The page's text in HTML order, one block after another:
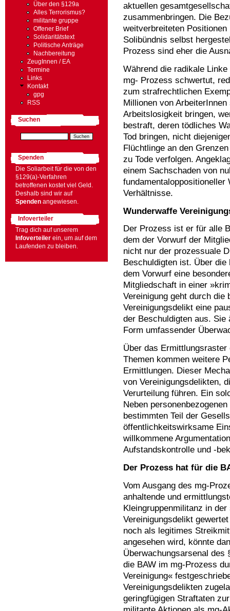
aktuellen
zusammenbringen. Die
weitverbreiteten
Solibündnis selbst
Prozess sind eher die
Während die radikale
mg- Prozess schwertut,
zum strafrechtlichen
Millionen von
Arbeitslosigkeit bringen,
bestraft, deren tödliches
Tod bringen, nicht
Flüchtlinge an den
zu Tode verfolgen.
einem Sachschaden von
fundamentaloppositioneller
Verhältnisse.
Wunderwaffe
Der Prozess ist er für alle
dem der Vorwurf der
nicht nur der prozessuale
Beschuldigten ist. Über
dem Vorwurf eine
Mitgliedschaft in einer
Vereinigung geht durch die
Vereinigungsdelikt eine
der Beschuldigten aus.
Form umfassender
Über das
Themen kommen weitere
Ermittlungen. Dieser
von Vereinigungsdelikten,
Verurteilung führen. Ein
Neben
bestimmten Teil der
öffentlichkeitswirksame
willkommene
Aufstandskontrolle und -
Der Prozess hat für die
Vom Ausgang des mg-
anhaltende und
Kleingruppenmilitanz in
Vereinigungsdelikt
noch als legitimes
angesehen wird, könnte
Überwachungsarsenal des
die BAW im mg-Prozess
Vereinigung«
Vereinigungsdelikten
geringfügigen Straftaten
Über den §129a
Alles Terrorismus?
militante gruppe
Offener Brief
Solidaritätstext
Politische Anträge
Nachbereitung
ZeugInnen / EA
Termine
Links
Kontakt
gpg
RSS
Suchen
Spenden
Die Soliarbeit für die von den
§129(a)-Verfahren
betroffenen kostet viel Geld.
Deshalb sind wir auf
Spenden angewiesen.
Infoverteiler
Trag dich auf unserem
Infoverteiler ein, um auf dem
Laufenden zu bleiben.